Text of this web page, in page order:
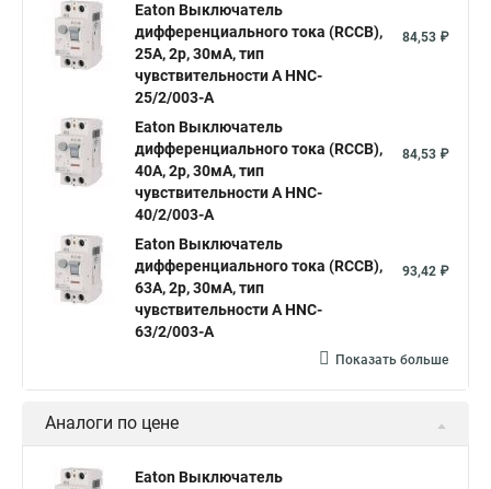
Eaton Выключатель
дифференциального тока (RCCB),
25A, 2p, 30мА, тип
чувствительности A HNC-
25/2/003-A
84,53 ₽
Eaton Выключатель
дифференциального тока (RCCB),
40A, 2p, 30мА, тип
чувствительности A HNC-
40/2/003-A
84,53 ₽
Eaton Выключатель
дифференциального тока (RCCB),
63A, 2p, 30мА, тип
чувствительности A HNC-
63/2/003-A
93,42 ₽
Показать больше
Аналоги по цене
Eaton Выключатель